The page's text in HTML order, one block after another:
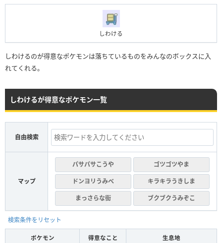
しわける
しわけるのが得意なポケモンは落ちているものをみんなのボックスに入
れてくれる。
しわけるが得意なポケモン一覧
自由検索
マップ
パサパサこうや
ゴツゴツやま
ドンヨリうみべ
キラキラうきしま
まっさらな街
ブクブクうみぞこ
検索条件をリセット
ポケモン 得意なこと 生息地